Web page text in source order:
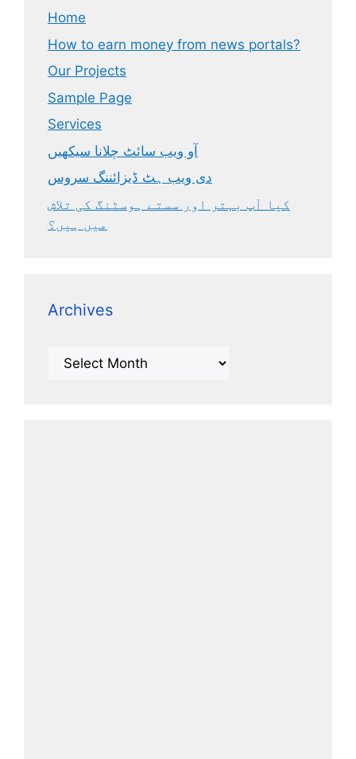
Home
How to earn money from news portals?
Our Projects
Sample Page
Services
آو ویب سائٹ چلانا سیکھیں
دی ویب ہٹ ڈیزائننگ سروس
کیا آپ بہتر اور سستے ہوسٹنگ کی تلاش
میں ہیں؟
Archives
Archives